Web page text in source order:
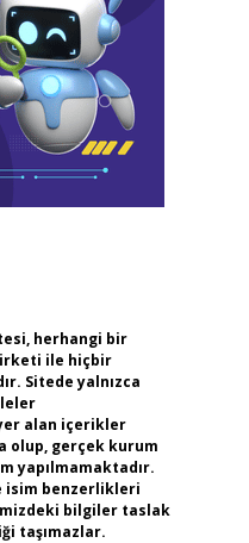
herhangi bir
ile hiçbir
Sitede yalnızca
alan içerikler
olup, gerçek kurum
yapılmamaktadır.
isim benzerlikleri
bilgiler taslak
taşımazlar.